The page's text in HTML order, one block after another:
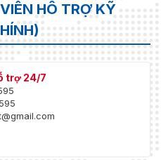
HỖ TRỢ KỸ
trợ 24/7